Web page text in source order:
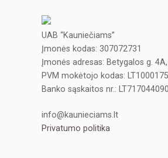
UAB “Kauniečiams”
Įmonės kodas: 307072731
Įmonės adresas: Betygalos g.
PVM mokėtojo kodas:
Banko sąskaitos nr.:
info@kaunieciams.lt
Privatumo politika